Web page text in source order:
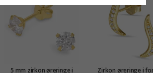
5 mm zirkon øreringe i Zirkon øreringe i